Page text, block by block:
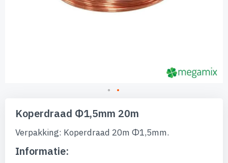
naar
begin
afbeeldingen-
Koperdraad Φ1,5mm 20m
Verpakking: Koperdraad 20m Φ1,5mm.
Informatie: